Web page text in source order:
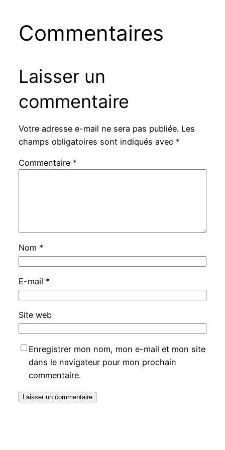
Commentaires
Laisser un
commentaire
Votre adresse e-mail ne sera pas publiée. Les
champs obligatoires sont indiqués avec *
Commentaire *
Nom *
E-mail *
Site web
Enregistrer mon nom, mon e-mail et mon site
dans le navigateur pour mon prochain
commentaire.